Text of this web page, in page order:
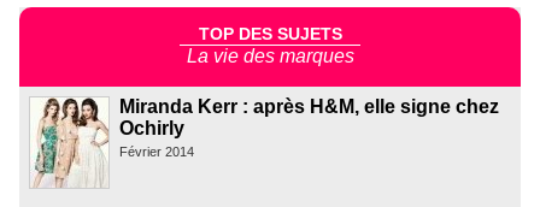
TOP DES SUJETS
La vie des marques
Miranda Kerr : après H&M, elle signe chez
Ochirly
Février 2014